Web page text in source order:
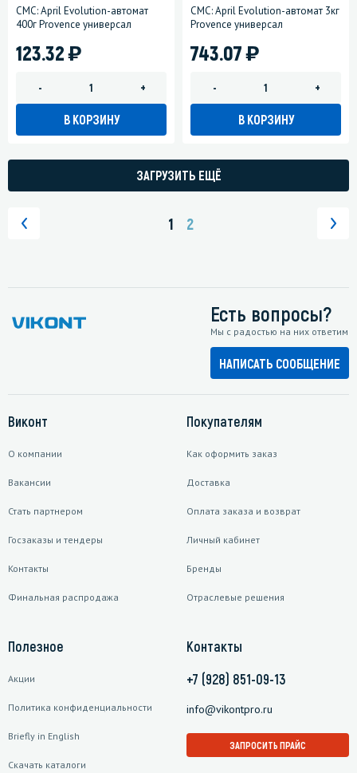
СМС: April Evolution-автомат
400г Provence универсал
123.32)
- +
В КОРЗИНУ
СМС: April Evolution-автомат 3кг
Provence универсал
743.07)
- +
В КОРЗИНУ
ЗАГРУЗИТЬ ЕЩЁ
1 2
Есть вопросы?
Мы с радостью на них ответим
НАПИСАТЬ СООБЩЕНИЕ
Виконт
О компании
Вакансии
Стать партнером
Госзаказы и тендеры
Контакты
Финальная распродажа
Покупателям
Как оформить заказ
Доставка
Оплата заказа и возврат
Личный кабинет
Бренды
Отраслевые решения
Полезное
Акции
Политика конфиденциальности
Briefly in English
Скачать каталоги
Контакты
+7 (928) 851-09-13
info@vikontpro.ru
ЗАПРОСИТЬ ПРАЙС